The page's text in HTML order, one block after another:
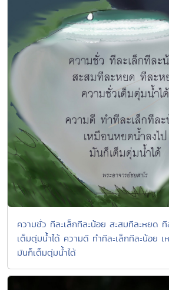
ความชั่ว ทีละเล็กทีละน้อย สะสมทีละหยด
เต็มตุ่มน้ำได้ ความดี ทำทีละเล็กทีละน้อย เ
มันก็เต็มตุ่มน้ำได้